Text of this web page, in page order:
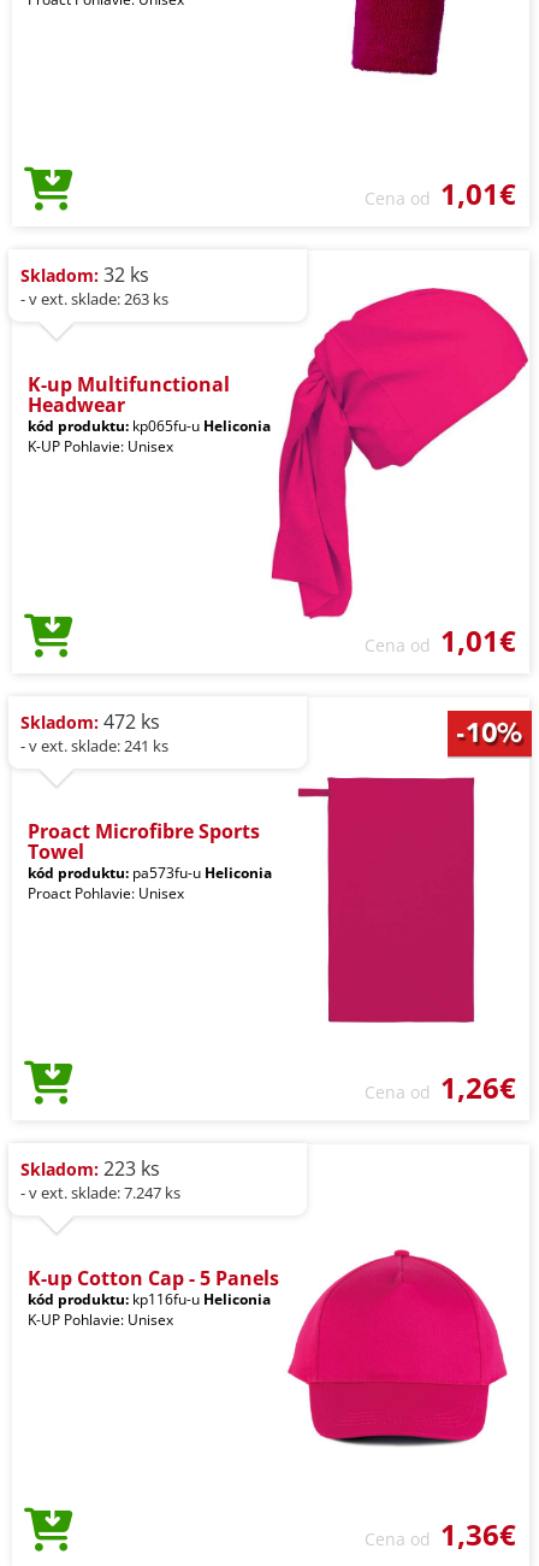
Cena od 1,01€
Skladom: 32 ks
- v ext. sklade: 263 ks
K-up Multifunctional
Headwear
kód produktu: kp065fu-u Heliconia
K-UP Pohlavie: Unisex
Cena od 1,01€
Skladom: 472 ks
- v ext. sklade: 241 ks
Proact Microfibre Sports
Towel
kód produktu: pa573fu-u Heliconia
Proact Pohlavie: Unisex
Cena od 1,26€
Skladom: 223 ks
- v ext. sklade: 7.247 ks
K-up Cotton Cap - 5 Panels
kód produktu: kp116fu-u Heliconia
K-UP Pohlavie: Unisex
Cena od 1,36€